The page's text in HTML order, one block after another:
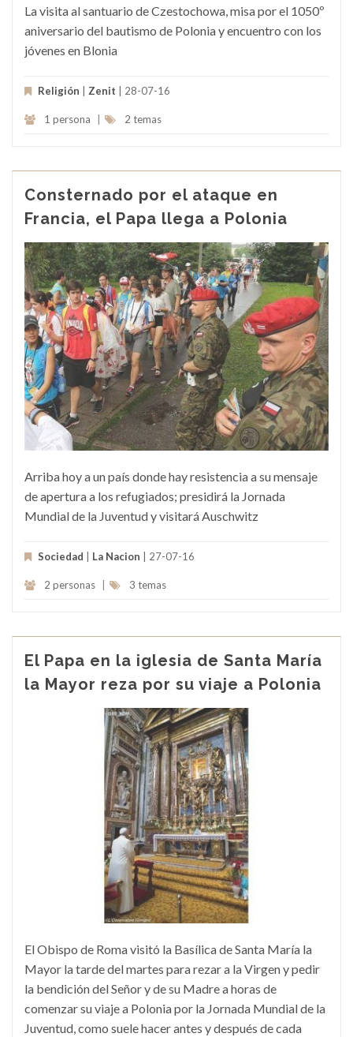
La visita al santuario de Czestochowa, misa por el 1050º
aniversario del bautismo de Polonia y encuentro con los
jóvenes en Blonia
Religión Zenit | 28-07-16
1 persona 2 temas
Consternado por el ataque en
Francia, el Papa llega a Polonia
Arriba hoy a un país donde hay resistencia a su mensaje
de apertura a los refugiados; presidirá la Jornada
Mundial de la Juventud y visitará Auschwitz
Sociedad La Nacion | 27-07-16
2 personas 3 temas
El Papa en la iglesia de Santa María
la Mayor reza por su viaje a Polonia
El Obispo de Roma visitó la Basílica de Santa María la
Mayor la tarde del martes para rezar a la Virgen y pedir
la bendición del Señor y de su Madre a horas de
comenzar su viaje a Polonia por la Jornada Mundial de la
Juventud, como suele hacer antes y después de cada